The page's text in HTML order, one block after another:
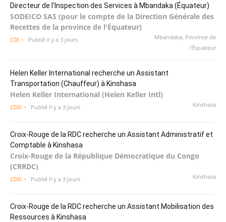
Directeur de l’Inspection des Services à Mbandaka (Équateur)
SODEICO SAS (pour le compte de la Direction Générale des
Recettes de la province de l'Équateur)
Mbandaka, Province de
l'Équateur
CDI Publié il y a 3 jours
Helen Keller International recherche un Assistant
Transportation (Chauffeur) à Kinshasa
Helen Keller International (Helen Keller Intl)
Kinshasa
CDD Publié il y a 3 jours
Croix-Rouge de la RDC recherche un Assistant Administratif et
Comptable à Kinshasa
Croix-Rouge de la République Démocratique du Congo
(CRRDC)
Kinshasa
CDD Publié il y a 3 jours
Croix-Rouge de la RDC recherche un Assistant Mobilisation des
Ressources à Kinshasa